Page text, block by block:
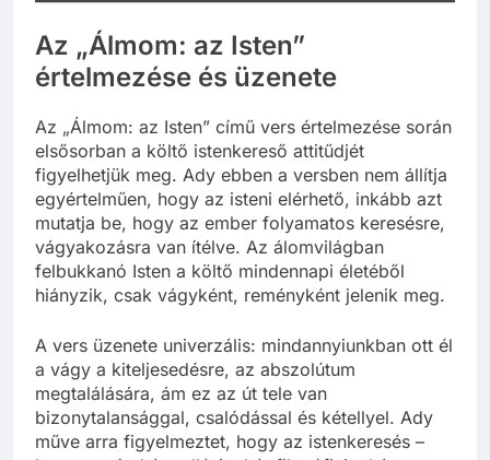
Az „Álmom: az Isten”
értelmezése és üzenete
Az „Álmom: az Isten” című vers értelmezése során
elsősorban a költő istenkereső attitűdjét
figyelhetjük meg. Ady ebben a versben nem állítja
egyértelműen, hogy az isteni elérhető, inkább azt
mutatja be, hogy az ember folyamatos keresésre,
vágyakozásra van ítélve. Az álomvilágban
felbukkanó Isten a költő mindennapi életéből
hiányzik, csak vágyként, reményként jelenik meg.
A vers üzenete univerzális: mindannyiunkban ott él
a vágy a kiteljesedésre, az abszolútum
megtalálására, ám ez az út tele van
bizonytalansággal, csalódással és kétellyel. Ady
műve arra figyelmeztet, hogy az istenkeresés –